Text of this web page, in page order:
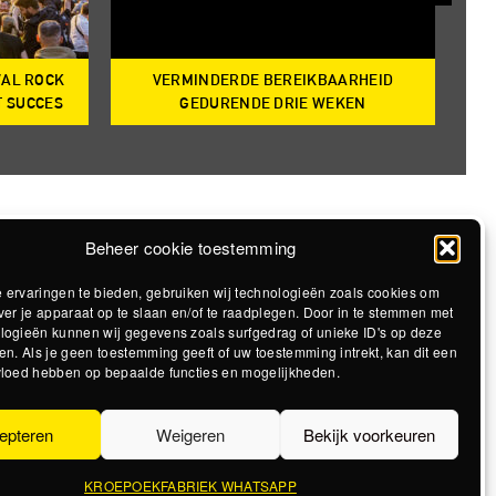
Beheer cookie toestemming
ervaringen te bieden, gebruiken wij technologieën zoals cookies om
je apparaat op te slaan en/of te raadplegen. Door in te stemmen met
kunnen wij gegevens zoals surfgedrag of unieke ID's op deze
Als je geen toestemming geeft of uw toestemming intrekt, kan dit een
hebben op bepaalde functies en mogelijkheden.
Weigeren Bekijk voorkeuren
KROEPOEKFABRIEK WHATSAPP
ROCK
SUCCES
VERMINDERDE BEREIKBAARHEID
GEDURENDE DRIE WEKEN